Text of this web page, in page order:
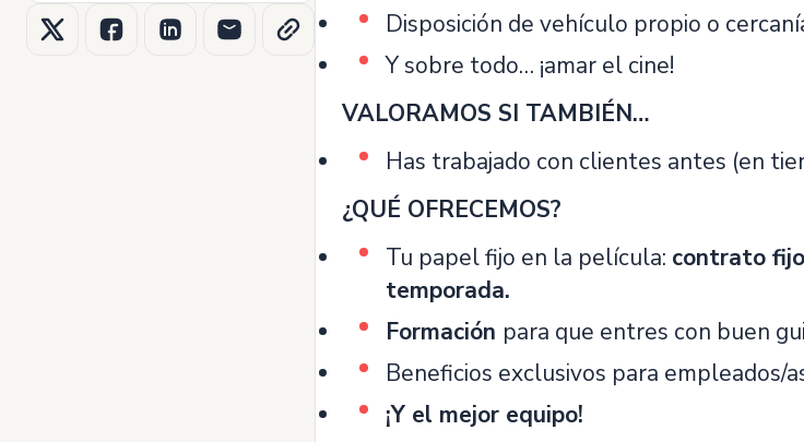
Disposición de vehículo propio o
Y sobre todo… ¡amar el cine!
VALORAMOS SI TAMBIÉN…
Has trabajado con clientes antes (en
¿QUÉ OFRECEMOS?
Tu papel fijo en la película: contrato
temporada.
Formación para que entres con buen
Beneficios exclusivos para empleados/
¡Y el mejor equipo!